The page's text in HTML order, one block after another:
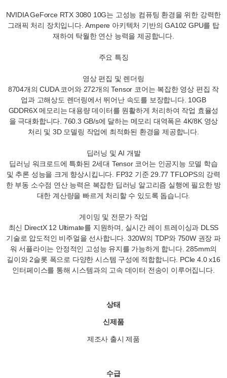
NVIDIA GeForce RTX 3080 10G는 고성능 컴퓨팅 환경을 위한 강력한
그래픽 처리 장치입니다. Ampere 아키텍처 기반의 GA102 GPU를 탑
재하여 탁월한 연산 능력을 제공합니다.
주요 특징
영상 편집 및 렌더링
8704개의 CUDA 코어와 272개의 Tensor 코어는 복잡한 영상 편집 작
업과 고해상도 렌더링에서 뛰어난 속도를 보장합니다. 10GB
GDDR6X 메모리는 대용량 데이터를 원활하게 처리하여 작업 효율성
을 극대화합니다. 760.3 GB/s에 달하는 메모리 대역폭은 4K/8K 영상
처리 및 3D 모델링 작업에 최적화된 환경을 제공합니다.
딥러닝 및 AI 개발
딥러닝 워크로드에 특화된 2세대 Tensor 코어는 인공지능 모델 학습
및 추론 성능을 크게 향상시킵니다. FP32 기준 29.77 TFLOPS의 강력
한 부동 소수점 연산 능력은 복잡한 딥러닝 알고리즘 실행에 필요한 방
대한 계산량을 빠르게 처리할 수 있도록 돕습니다.
게이밍 및 전문가 작업
최신 DirectX 12 Ultimate를 지원하며, 실시간 레이 트레이싱과 DLSS
기술로 압도적인 비주얼을 선사합니다. 320W의 TDP와 750W 권장 파
워 서플라이는 안정적인 고성능 유지를 가능하게 합니다. 285mm의
길이와 2슬롯 폭으로 다양한 시스템 구성에 적합합니다. PCIe 4.0 x16
인터페이스를 통해 시스템과의 고속 데이터 전송이 이루어집니다.
상태
신제품
제조사 출시 제품
수급